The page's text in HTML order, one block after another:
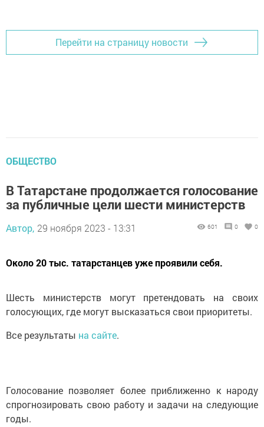
Перейти на страницу новости
ОБЩЕСТВО
В Татарстане продолжается голосование
за публичные цели шести министерств
Автор, 29 ноября 2023 - 13:31 601 0 0
Около 20 тыс. татарстанцев уже проявили себя.
Шесть министерств могут претендовать на своих
голосующих, где могут высказаться свои приоритеты.
Все результаты на сайте.
Голосование позволяет более приближенно к народу
спрогнозировать свою работу и задачи на следующие
годы.